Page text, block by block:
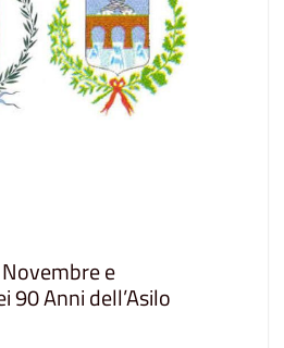
e
90 Anni dell’Asilo